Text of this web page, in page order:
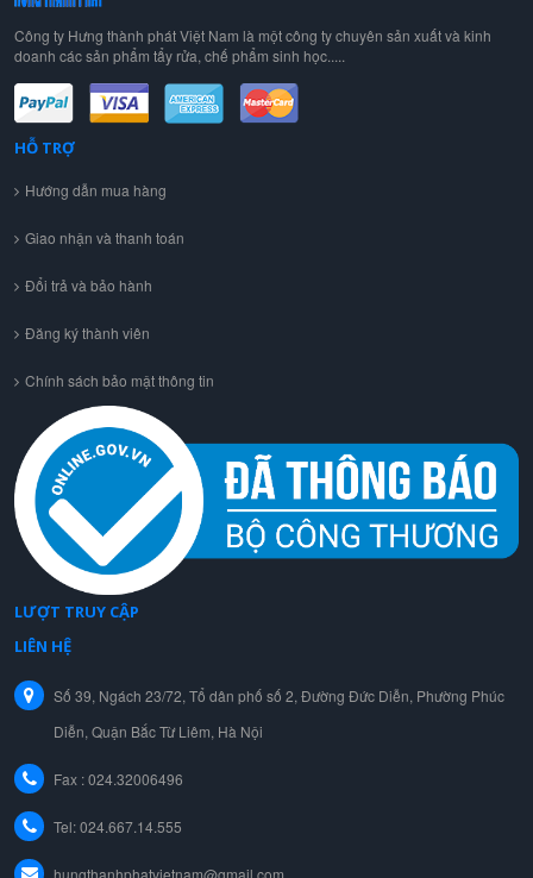
Công ty Hưng thành phát Việt Nam là một công ty chuyên sản xuất và kinh
doanh các sản phẩm tẩy rửa, chế phẩm sinh học.....
HỖ TRỢ
Hướng dẫn mua hàng
Giao nhận và thanh toán
Đổi trả và bảo hành
Đăng ký thành viên
Chính sách bảo mật thông tin
LƯỢT TRUY CẬP
LIÊN HỆ
Số 39, Ngách 23/72, Tổ dân phố số 2, Đường Đức Diễn, Phường Phúc
Diễn, Quận Bắc Từ Liêm, Hà Nội
Fax : 024.32006496
Tel:024.667.14.555
hungthanhphatvietnam@gmail.com